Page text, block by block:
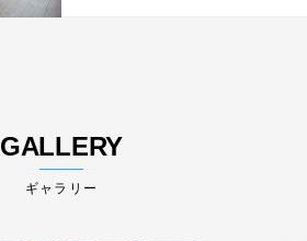
GALLERY
ギャラリー